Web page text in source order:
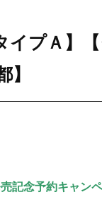
プＡ】
記念予約キャン